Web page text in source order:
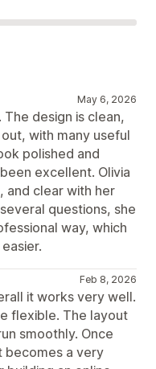
May 6, 2026
The design is clean,
with many useful
polished and
excellent. Olivia
and clear with her
questions, she
way, which
Feb 8, 2026
it works very well.
flexible. The layout
smoothly. Once
becomes a very